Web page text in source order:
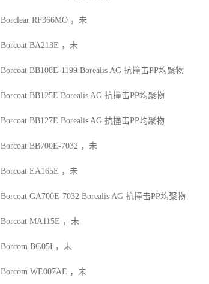
Borclear RF366MO ，未
Borcoat BA213E ，未
Borcoat BB108E-1199 Borealis AG 抗撞击PP均聚物
Borcoat BB125E Borealis AG 抗撞击PP均聚物
Borcoat BB127E Borealis AG 抗撞击PP均聚物
Borcoat BB700E-7032 ，未
Borcoat EA165E ，未
Borcoat GA700E-7032 Borealis AG 抗撞击PP均聚物
Borcoat MA115E ，未
Borcom BG05I ，未
Borcom WE007AE ，未